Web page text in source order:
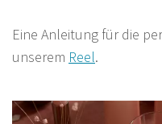
Eine Anleitung für die
unserem Reel.